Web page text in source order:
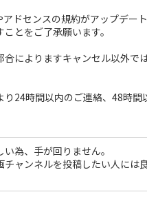
アドセンスの規約がアップデー
とをご了承願います。
合によりますキャンセル以外
り24時間以内のご連絡、48時
為、手が回りません。
チャンネルを投稿したい人には